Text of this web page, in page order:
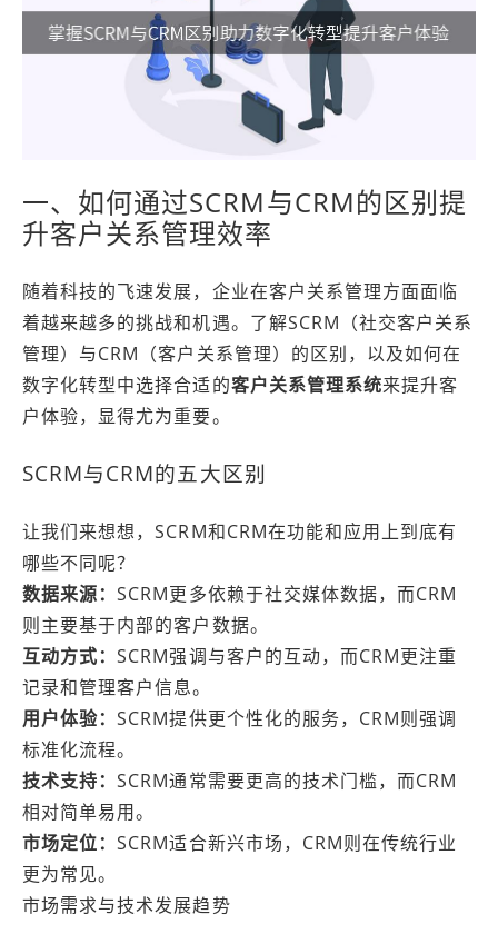
一、如何通过SCRM与CRM的区别提
升客户关系管理效率
随着科技的飞速发展，企业在客户关系管理方面面临
着越来越多的挑战和机遇。了解SCRM（社交客户关系
管理）与CRM（客户关系管理）的区别，以及如何在
数字化转型中选择合适的客户关系管理系统来提升客
户体验，显得尤为重要。
SCRM与CRM的五大区别
让我们来想想，SCRM和CRM在功能和应用上到底有
哪些不同呢？
数据来源：SCRM更多依赖于社交媒体数据，而CRM
则主要基于内部的客户数据。
互动方式：SCRM强调与客户的互动，而CRM更注重
记录和管理客户信息。
用户体验：SCRM提供更个性化的服务，CRM则强调
标准化流程。
技术支持：SCRM通常需要更高的技术门槛，而CRM
相对简单易用。
市场定位：SCRM适合新兴市场，CRM则在传统行业
更为常见。
市场需求与技术发展趋势